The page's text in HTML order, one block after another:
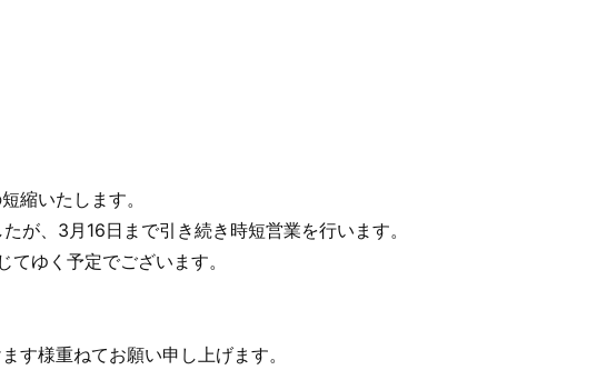
縮いたします。
が、3月16日まで引き続き時短営業を行います。
ゆく予定でございます。
す様重ねてお願い申し上げます。